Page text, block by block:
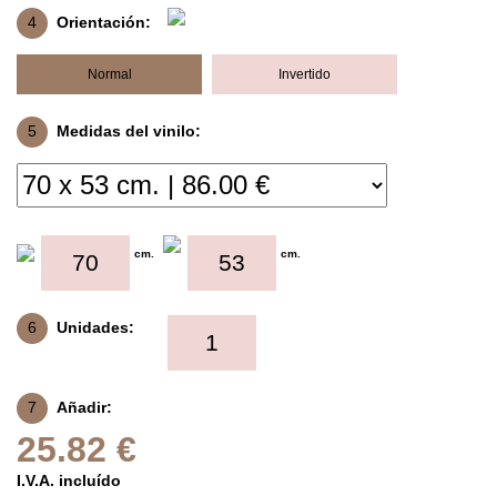
4 Orientación:
Normal Invertido
5 Medidas del vinilo:
cm. cm.
6 Unidades:
7 Añadir:
25.82 €
I.V.A. incluído